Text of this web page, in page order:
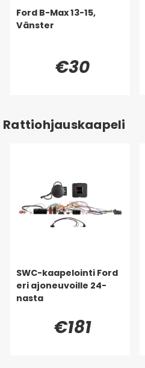
Ford B-Max 13-15,
Vänster
€30
Rattiohjauskaapeli
SWC-kaapelointi Ford
eri ajoneuvoille 24-
nasta
€181